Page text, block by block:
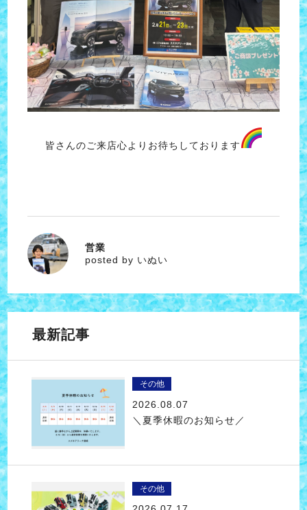
皆さんのご来店心よりお待ちしております
いぬい
営業
posted by いぬい
最新記事
その他
2026.08.07
＼夏季休暇のお知らせ／
その他